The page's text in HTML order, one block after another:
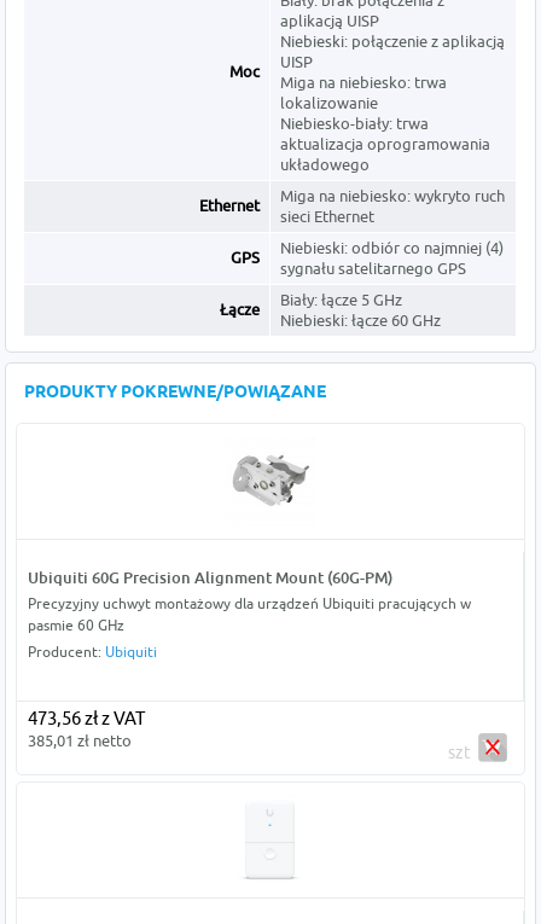
Moc
aplikacją UISP
Niebieski: połączenie z aplikacją
UISP
Miga na niebiesko: trwa
lokalizowanie
Niebiesko-biały: trwa
aktualizacja oprogramowania
układowego
Ethernet
Miga na niebiesko: wykryto ruch
sieci Ethernet
GPS
Niebieski: odbiór co najmniej (4)
sygnału satelitarnego GPS
Łącze
Biały: łącze 5 GHz
Niebieski: łącze 60 GHz
PRODUKTY POKREWNE/POWIĄZANE
Ubiquiti 60G Precision Alignment Mount (60G-PM)
Precyzyjny uchwyt montażowy dla urządzeń Ubiquiti pracujących w
pasmie 60 GHz
Producent: Ubiquiti
473,56 zł z VAT
385,01 zł netto
szt